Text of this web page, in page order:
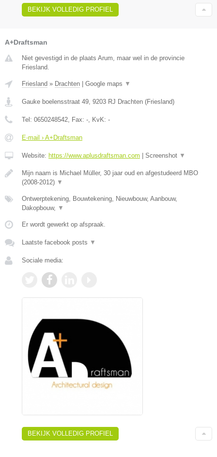
BEKIJK VOLLEDIG PROFIEL
A+Draftsman
Niet gevestigd in de plaats Arum, maar wel in de provincie
Friesland.
Friesland » Drachten Google maps ▼
Gauke boelensstraat 49, 9203 RJ Drachten (Friesland)
Tel: 0650248542, Fax: -, KvK: -
E-mail › A+Draftsman
Website: https://www.aplusdraftsman.com Screenshot ▼
Mijn naam is Michael Müller, 30 jaar oud en afgestudeerd MBO
(2008-2012) ▼
Ontwerptekening, Bouwtekening, Nieuwbouw, Aanbouw,
Dakopbouw, ▼
Er wordt gewerkt op afspraak.
Laatste facebook posts ▼
Sociale media:
BEKIJK VOLLEDIG PROFIEL